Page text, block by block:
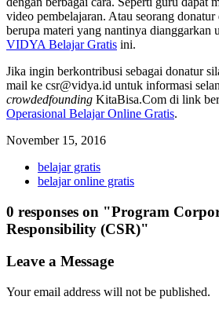
video pembelajaran. Atau seorang
berupa materi yang nantinya dianggarkan
VIDYA Belajar Gratis ini.
Jika ingin berkontribusi sebagai donatur
mail ke csr@vidya.id untuk informasi
crowdedfounding KitaBisa.Com di link
Operasional Belajar Online Gratis.
November 15, 2016
belajar gratis
belajar online gratis
0 responses on "Program
Responsibility (CSR)"
Leave a Message
Your email address will not be published.